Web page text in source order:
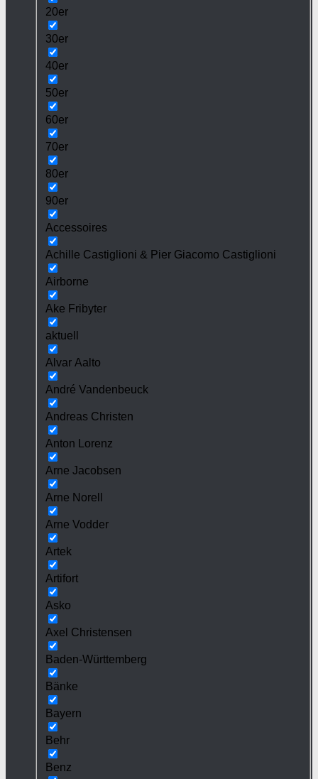
20er
30er
40er
50er
60er
70er
80er
90er
Accessoires
Achille Castiglioni & Pier Giacomo Castiglioni
Airborne
Ake Fribyter
aktuell
Alvar Aalto
André Vandenbeuck
Andreas Christen
Anton Lorenz
Arne Jacobsen
Arne Norell
Arne Vodder
Artek
Artifort
Asko
Axel Christensen
Baden-Württemberg
Bänke
Bayern
Behr
Benz